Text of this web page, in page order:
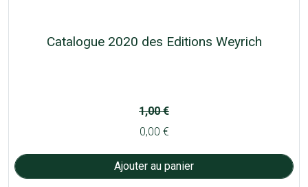
Catalogue 2020 des Editions Weyrich
1,00 €
0,00 €